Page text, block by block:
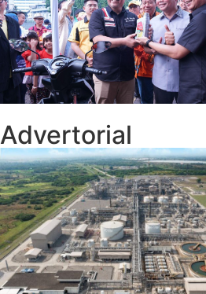
Advertorial